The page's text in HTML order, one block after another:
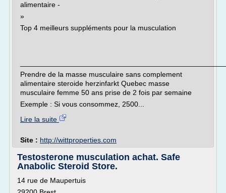
alimentaire -
»
Top 4 meilleurs suppléments pour la musculation
Prendre de la masse musculaire sans complement
alimentaire steroide herzinfarkt Quebec masse
musculaire femme 50 ans prise de 2 fois par semaine
Exemple : Si vous consommez, 2500...
Lire la suite
Site : http://wittproperties.com
Testosterone musculation achat. Safe
Anabolic Steroid Store.
14 rue de Maupertuis